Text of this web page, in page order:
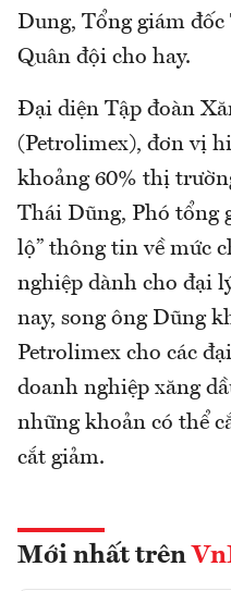
Dung, Tổng giám
Quân đội cho hay.
Đại diện Tập đoàn
(Petrolimex), đơn vị
khoảng 60% thị
Thái Dũng, Phó tổng
lộ” thông tin về mức
nghiệp dành cho đại
nay, song ông Dũng
Petrolimex cho các
doanh nghiệp xăng
những khoản có thể
cắt giảm.
Mới nhất trên